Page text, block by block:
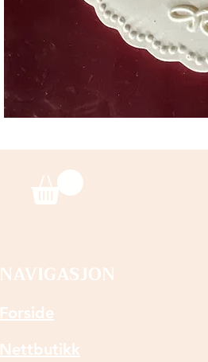
NAVIGASJON
Forside
Nettbutikk